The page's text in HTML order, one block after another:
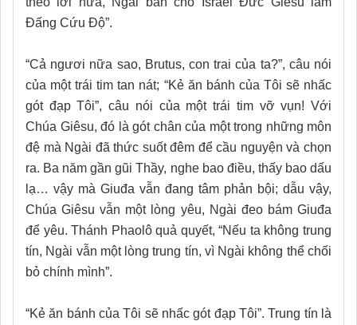
Đấng Cứu Độ”.
“Cả ngươi nữa sao, Brutus, con trai của ta?”, câu nói
của một trái tim tan nát; “Kẻ ăn bánh của Tôi sẽ nhấc
gót đạp Tôi”, câu nói của một trái tim vỡ vụn! Với
Chúa Giêsu, đó là gót chân của một trong những môn
đệ mà Ngài đã thức suốt đêm để cầu nguyện và chọn
ra. Ba năm gần gũi Thầy, nghe bao điều, thấy bao dấu
lạ… vậy mà Giuđa vẫn đang tâm phản bội; dẫu vậy,
Chúa Giêsu vẫn một lòng yêu, Ngài đeo bám Giuđa
để yêu. Thánh Phaolô quả quyết, “Nếu ta không trung
tín, Ngài vẫn một lòng trung tín, vì Ngài không thể chối
bỏ chính mình”.
“Kẻ ăn bánh của Tôi sẽ nhấc gót đạp Tôi”. Trung tín là